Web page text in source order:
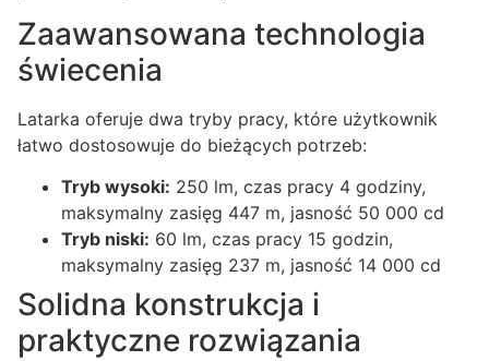
Zaawansowana technologia
świecenia
Latarka oferuje dwa tryby pracy, które użytkownik
łatwo dostosowuje do bieżących potrzeb:
Tryb wysoki: 250 lm, czas pracy 4 godziny,
maksymalny zasięg 447 m, jasność 50 000 cd
Tryb niski: 60 lm, czas pracy 15 godzin,
maksymalny zasięg 237 m, jasność 14 000 cd
Solidna konstrukcja i
praktyczne rozwiązania